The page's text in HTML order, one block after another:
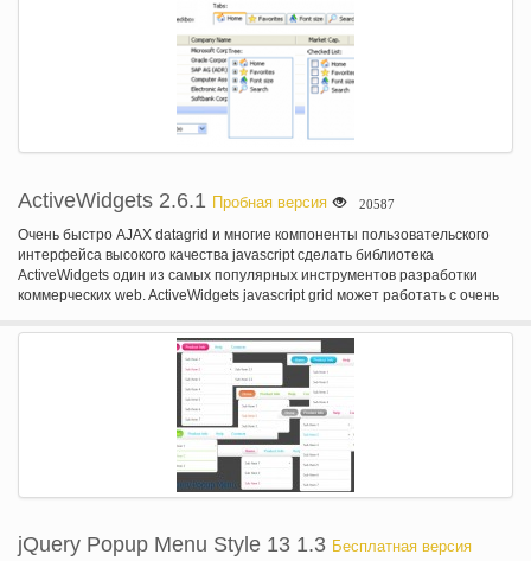
вам нужно сделать это написать собственные заголовки и ссылки. Это
ActiveWidgets 2.6.1 Пробная версия 20587
Очень быстро AJAX datagrid и многие компоненты пользовательского
интерфейса высокого качества javascript сделать библиотека
ActiveWidgets один из самых популярных инструментов разработки
коммерческих web. ActiveWidgets javascript grid может работать с очень
поддерживает сложные визуальные макеты (фиксированные столбцы,
несколько колонтитулы) и полный набор операций пользовательского
интерфейса (сортировка, изменение размера, редактирование).
jQuery Popup Menu Style 13 1.3 Бесплатная версия